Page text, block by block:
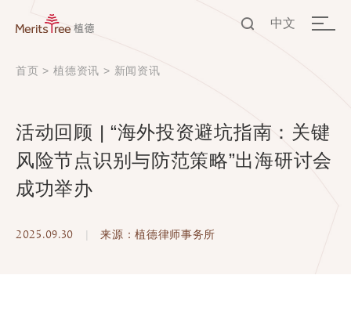
中文
首页 > 植德资讯 > 新闻资讯
活动回顾 | “海外投资避坑指南：关键
风险节点识别与防范策略”出海研讨会
成功举办
2025.09.30 | 来源：植德律师事务所